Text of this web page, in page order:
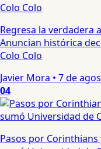
Regresa la verdadera
Anuncian histórica
Colo Colo
Javier Mora • 7 de
04
Pasos por